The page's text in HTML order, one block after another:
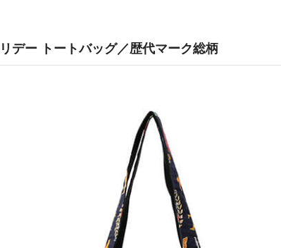
デー トートバッグ／歴代マーク総柄